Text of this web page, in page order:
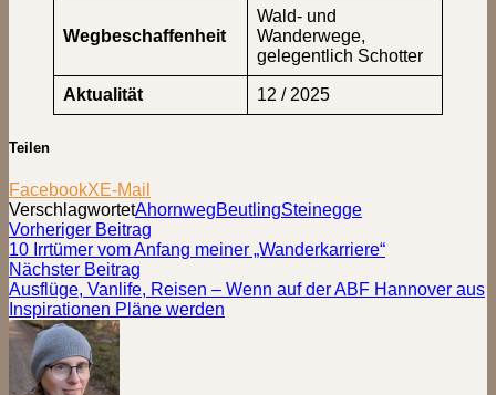
Wegbeschaffenheit
Wald- und
Wanderwege,
gelegentlich Schotter
Aktualität 12 / 2025
Teilen
FacebookXE-Mail
VerschlagwortetAhornwegBeutlingSteinegge
Beitragsnavigation
Vorheriger Beitrag
Beitrag:
10 Irrtümer vom Anfang meiner „Wanderkarriere“
Nächster Beitrag
Beitrag:
Ausflüge, Vanlife, Reisen – Wenn auf der ABF Hannover aus
Inspirationen Pläne werden